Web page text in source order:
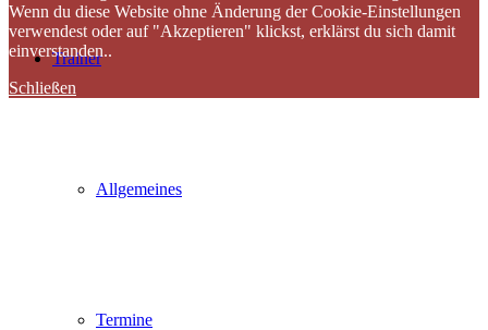
Trainer
Allgemeines
Termine
Wenn du diese Website ohne Änderung der Cookie-Einstellungen
verwendest oder auf "Akzeptieren" klickst, erklärst du sich damit
einverstanden..
Schließen